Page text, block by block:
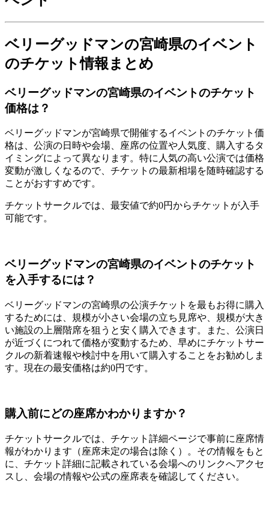
ベリーグッドマンの宮崎県のイベント
のチケット情報まとめ
ベリーグッドマンの宮崎県のイベントのチケット
価格は？
ベリーグッドマンが宮崎県で開催するイベントのチケット価
格は、公演の日時や会場、座席の位置や人気度、購入するタ
イミングによって異なります。特に人気の高い公演では価格
変動が激しくなるので、チケットの最新相場を随時確認する
ことがおすすめです。
チケットサークルでは、最安値で約0円からチケットが入手
可能です。
ベリーグッドマンの宮崎県のイベントのチケット
を入手するには？
ベリーグッドマンの宮崎県の公演チケットを最もお得に購入
するためには、規模が小さい会場の立ち見席や、規模が大き
い施設の上層階席を狙うと安く購入できます。また、公演日
が近づくにつれて価格が変動するため、早めにチケットサー
クルの新着速報や検討中を用いて購入することをお勧めしま
す。現在の最安価格は約0円です。
購入前にどの座席かわかりますか？
チケットサークルでは、チケット詳細ページで事前に座席情
報がわかります（座席未定の場合は除く）。その情報をもと
に、チケット詳細に記載されている会場へのリンクへアクセ
スし、会場の情報や公式の座席表を確認してください。